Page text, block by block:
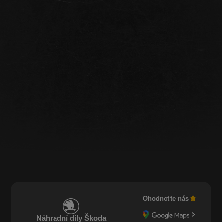
Náhradní díly Škoda
Ohodnoťte nás